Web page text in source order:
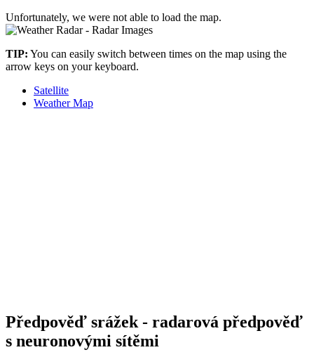
Unfortunately, we were not able to load the map.
–
TIP: You can easily switch between times on the map using the
arrow keys on your keyboard.
Satellite
Weather Map
Předpověď srážek - radarová předpověď
s neuronovými sítěmi